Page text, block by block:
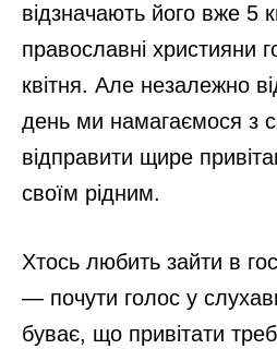
відзначають його вже 5
православні християни
квітня. Але незалежно
день ми намагаємося з
відправити щире
своїм рідним.
Хтось любить зайти в
— почути голос у
буває, що привітати